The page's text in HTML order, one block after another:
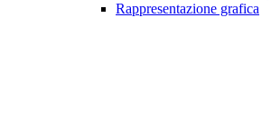
Rappresentazione grafica